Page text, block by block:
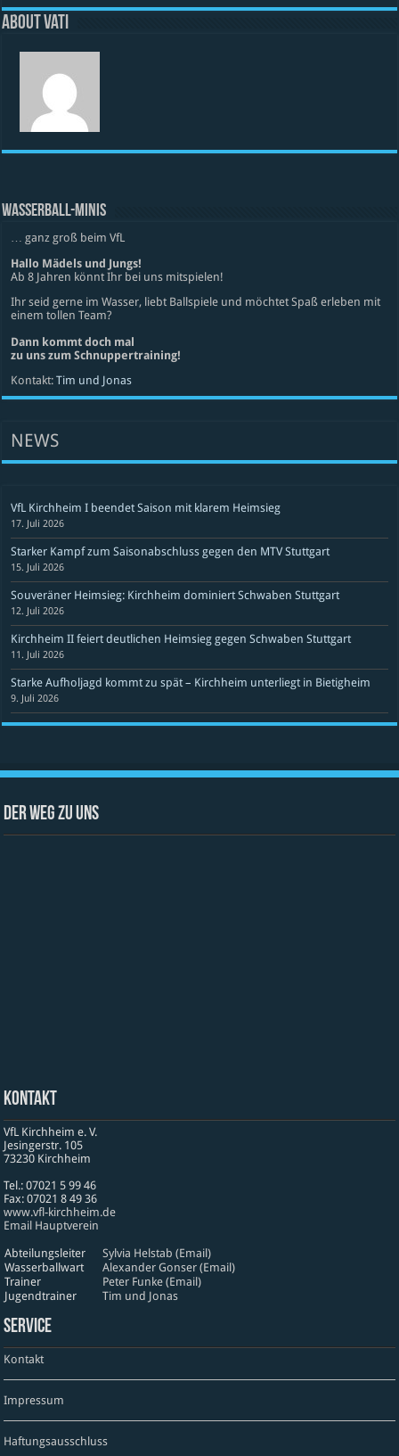
About vati
WASSERBALL-MINIS
… ganz groß beim VfL
Hallo Mädels und Jungs!
Ab 8 Jahren könnt Ihr bei uns mitspielen!
Ihr seid gerne im Wasser, liebt Ballspiele und möchtet Spaß erleben mit
einem tollen Team?
Dann kommt doch mal
zu uns zum Schnuppertraining!
Kontakt:Tim und Jonas
NEWS
VfL Kirchheim I beendet Saison mit klarem Heimsieg
17. Juli 2026
Starker Kampf zum Saisonabschluss gegen den MTV Stuttgart
15. Juli 2026
Souveräner Heimsieg: Kirchheim dominiert Schwaben Stuttgart
12. Juli 2026
Kirchheim II feiert deutlichen Heimsieg gegen Schwaben Stuttgart
11. Juli 2026
Starke Aufholjagd kommt zu spät – Kirchheim unterliegt in Bietigheim
9. Juli 2026
Der Weg zu uns
Kontakt
VfL Kirchheim e. V.
Jesinger­str. 105
73230 Kirch­heim
Tel.: 07021 5 99 46
Fax: 07021 8 49 36
www​.vfl​-kirch​heim​.de
Email Hauptverein
Abteilungsleiter
Sylvia Helstab (Email)
Wasserballwart
Alexander Gonser (Email)
Trainer
Peter Funke (Email)
Jugendtrainer
Tim und Jonas
Service
Kontakt
Impressum
Haftungsausschluss